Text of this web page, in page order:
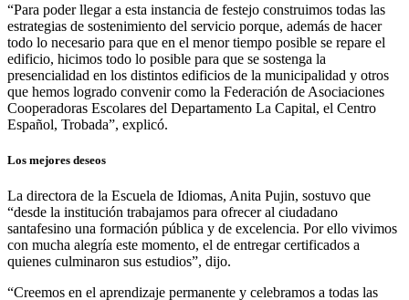
“Para poder llegar a esta instancia de festejo construimos todas las
estrategias de sostenimiento del servicio porque, además de hacer
todo lo necesario para que en el menor tiempo posible se repare el
edificio, hicimos todo lo posible para que se sostenga la
presencialidad en los distintos edificios de la municipalidad y otros
que hemos logrado convenir como la Federación de Asociaciones
Cooperadoras Escolares del Departamento La Capital, el Centro
Español, Trobada”, explicó.
Los mejores deseos
La directora de la Escuela de Idiomas, Anita Pujin, sostuvo que
“desde la institución trabajamos para ofrecer al ciudadano
santafesino una formación pública y de excelencia. Por ello vivimos
con mucha alegría este momento, el de entregar certificados a
quienes culminaron sus estudios”, dijo.
“Creemos en el aprendizaje permanente y celebramos a todas las